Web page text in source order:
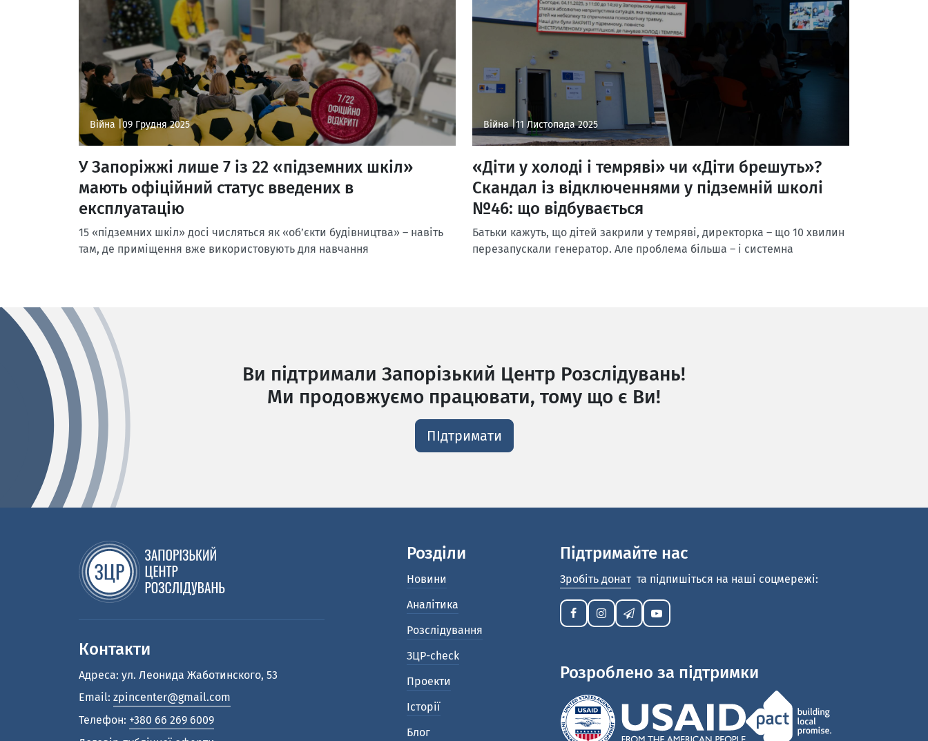
Війна | 09 Грудня 2025
У Запоріжжі лише 7 із 22 «підземних шкіл»
мають офіційний статус введених в
експлуатацію
15 «підземних шкіл» досі числяться як «об’єкти будівництва» – навіть
там, де приміщення вже використовують для навчання
Війна |11 Листопада 2025
«Діти у холоді і темряві» чи «Діти брешуть»?
Скандал із відключеннями у підземній школі
№46: що відбувається
Батьки кажуть, що дітей закрили у темряві, директорка – що 10 хвилин
перезапускали генератор. Але проблема більша – і системна
Ви підтримали Запорізький Центр Розслідувань!
Ми продовжуємо працювати, тому що є Ви!
ПІдтримати
Контакти
Адреса: ул. Леонида Жаботинского, 53
Email: zpincenter@gmail.com
Телефон: +380 66 269 6009
Розділи
Новини
Аналітика
Розслідування
ЗЦР-check
Проекти
Історії
Блог
Підтримайте нас
Зробіть донат та підпишіться на наші соцмережі:
Розроблено за підтримки